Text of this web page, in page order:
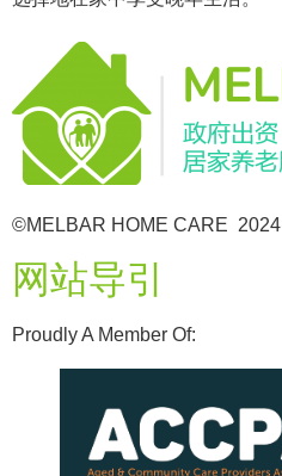
©MELBAR HOME CARE 2024
网站导引
Proudly A Member Of: